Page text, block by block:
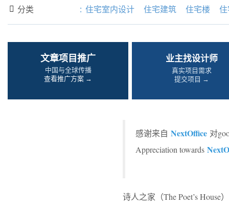
 分类 : 住宅室内设计 住宅建筑 住宅楼
文章项目推广
中国与全球传播
查看推广方案 →
业主找设计师
真实项目需求
提交项目 →
感谢来自 NextOffice 对
Appreciation towards
诗人之家（The Poet’s